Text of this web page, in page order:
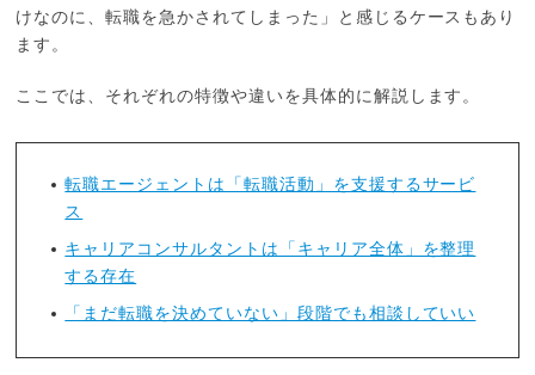
けなのに、転職を急かされてしまった」と感じるケースもあり
ます。
ここでは、それぞれの特徴や違いを具体的に解説します。
転職エージェントは「転職活動」を支援するサービ
ス
キャリアコンサルタントは「キャリア全体」を整理
する存在
「まだ転職を決めていない」段階でも相談していい